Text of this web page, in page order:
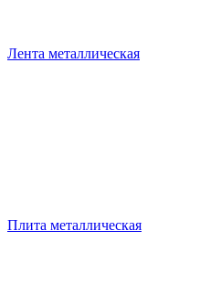
Лента металлическая
Плита металлическая